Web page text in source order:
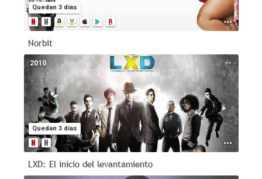
Quedan 3 días
Norbit
--
Quedan 3 días
2010
LXD: El inicio del levantamiento